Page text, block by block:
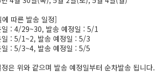
에 따른 발송 일정]
일 : 4/29~30, 발송 예정일 : 5/1
일 : 5/1~2, 발송 예정일 : 5/3
일 : 5/3~4, 발송 예정일 : 5/5
은 위와 같으며 발송 예정일부터 순차발송 됩니